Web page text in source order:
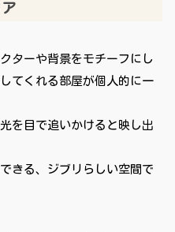
ターや背景をモチーフにし
てくれる部屋が個人的に一
を目で追いかけると映し出
きる、ジブリらしい空間で